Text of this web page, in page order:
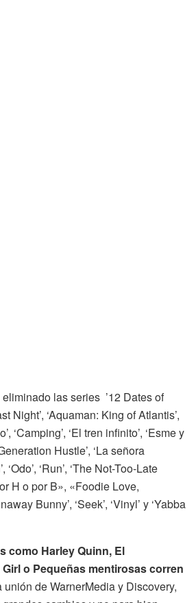
las series ’12 Dates of
Night’, ‘Aquaman: King of Atlantis’,
‘Camping’, ‘El tren infinito’, ‘Esme y
Hustle’, ‘La señora
‘Odo’, ‘Run’, ‘The Not-Too-Late
H o por B», «Foodie Love,
Bunny’, ‘Seek’, ‘Vinyl’ y ‘Yabba
como Harley Quinn, El
o Pequeñas mentirosas corren
unión de WarnerMedia y Discovery,